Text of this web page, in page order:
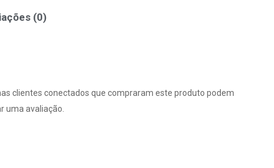
(0)
clientes conectados que compraram este produto podem
uma avaliação.